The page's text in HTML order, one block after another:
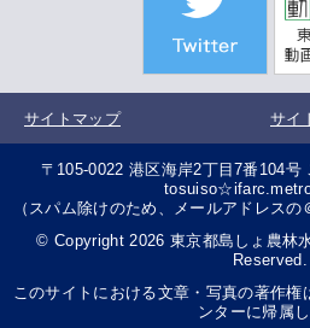
サイトマップ サイ
〒105-0022 港区海岸2丁目7番104号
（スパム除けのため、メールアドレス
© Copyright 2026 東京都島しょ農林
Reserved.
このサイトにおける文章・写真の著作
ンターに帰属